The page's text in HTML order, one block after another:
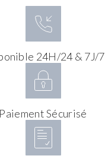
24H/24 & 7J/7
Paiement Sécurisé